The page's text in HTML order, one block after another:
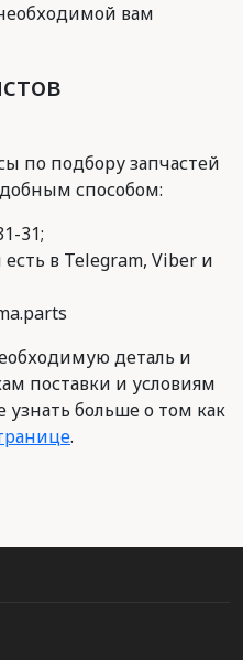
вам
по подбору запчастей
способом:
31;
в Telegram, Viber и
деталь и
поставки и условиям
больше о том как
.